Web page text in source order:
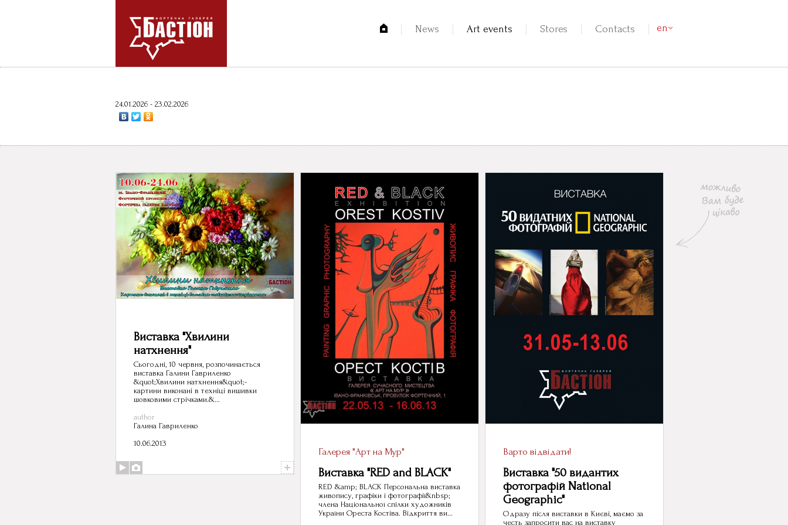
News Art events Stores Contacts en
24.01.2026 - 23.02.2026
Виставка "Хвилини
натхнення"
Сьогодні, 10 червня, розпочинається
виставка Галини Гавриленко
&quot;Хвилини натхнення&quot;-
картини виконані в техніці вишивки
шовковими стрічками.&...
author
Галина Гавриленко
10.06.2013
Галерея "Арт на Мур"
Виставка "RED and BLACK"
RED &amp; BLACK Персональна виставка
живопису, графіки і фотографії&nbsp;
члена Національної спілки художників
України Ореста Костіва. Відкриття ви...
Варто відвідати!
Виставка "50 видантих
фотографій National
Geographic"
Одразу після виставки в Києві, маємо за
честь запросити вас на виставку